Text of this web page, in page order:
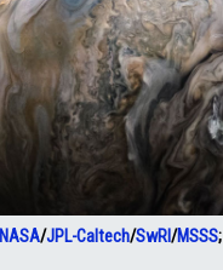
NASA/JPL-Caltech/SwRI/MSSS;